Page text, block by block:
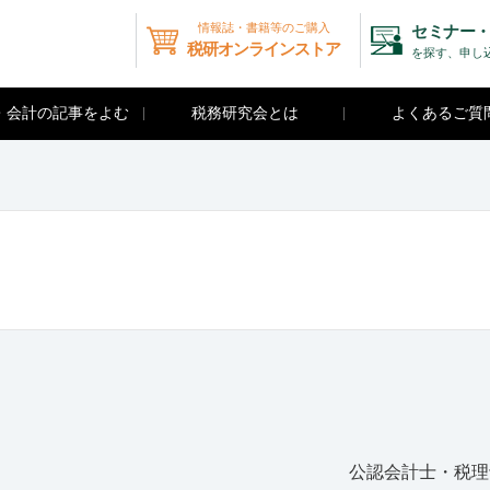
情報誌・書籍等のご購入
税研オンラインストア
セミナー
を探す、申し
会計の記事をよむ 税務研究会とは よくあるご質
公認会計士・税